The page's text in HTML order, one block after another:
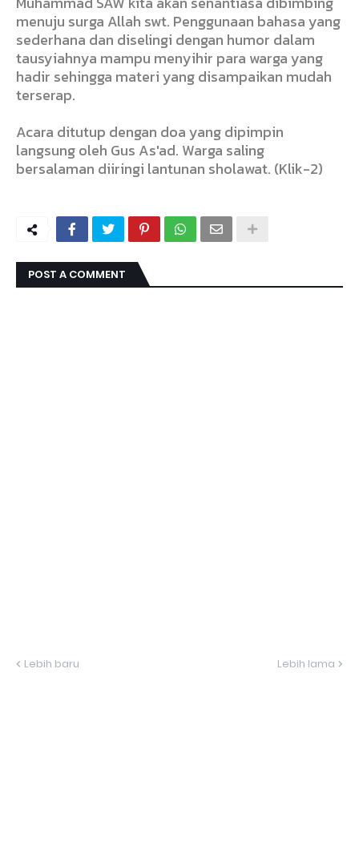
menuju surga Allah swt. Penggunaan bahasa yang
sederhana dan diselingi dengan humor dalam
tausyiahnya mampu menyihir para warga yang
hadir sehingga materi yang disampaikan mudah
terserap.
Acara ditutup dengan doa yang dipimpin
langsung oleh Gus As'ad. Warga saling
bersalaman diiringi lantunan sholawat. (Klik-2)
POST A COMMENT
Lebih baru Lebih lama